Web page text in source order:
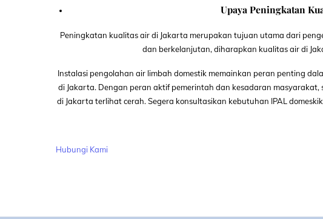
Upaya Peningkatan
Peningkatan kualitas air di Jakarta merupakan tujuan utama dari
dan berkelanjutan, diharapkan kualitas air di
Instalasi pengolahan air limbah domestik memainkan peran penting
di Jakarta. Dengan peran aktif pemerintah dan kesadaran
di Jakarta terlihat cerah. Segera konsultasikan kebutuhan IPAL
Hubungi Kami